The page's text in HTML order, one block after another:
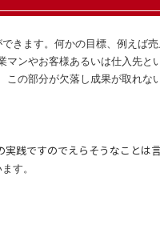
きます。何かの目標、例えば
ンやお客様あるいは仕入先
の部分が欠落し成果が取れ
践ですのでえらそうなこと
す。